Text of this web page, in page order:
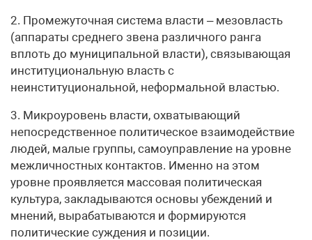
2. Промежуточная система власти – мезовласть
(аппараты среднего звена различного ранга
вплоть до муниципальной власти), связывающая
институциональную власть с
неинституциональной, неформальной властью.
3. Микроуровень власти, охватывающий
непосредственное политическое взаимодействие
людей, малые группы, самоуправление на уровне
межличностных контактов. Именно на этом
уровне проявляется массовая политическая
культура, закладываются основы убеждений и
мнений, вырабатываются и формируются
политические суждения и позиции.